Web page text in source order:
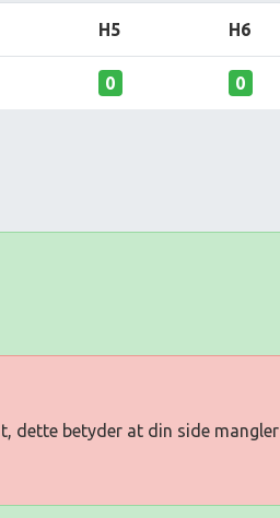
H5 H6
0 0
dette betyder at din side mangler